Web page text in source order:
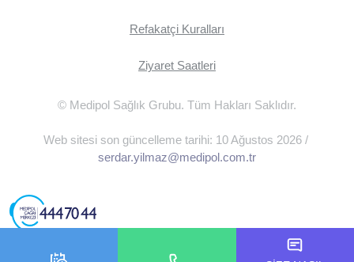
Refakatçi Kuralları
Ziyaret Saatleri
© Medipol Sağlık Grubu. Tüm Hakları Saklıdır.
Web sitesi son güncelleme tarihi: 10 Ağustos 2026 /
serdar.yilmaz@medipol.com.tr